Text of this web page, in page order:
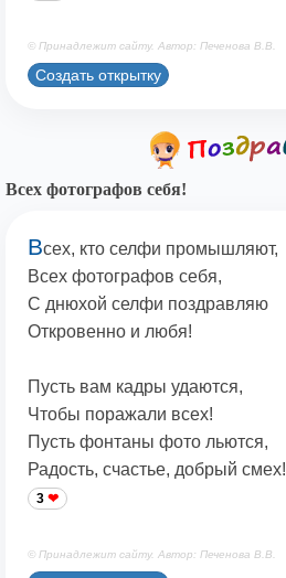
© Принадлежит сайту. Автор: Печенова В.В.
Создать открытку
Всех фотографов себя!
Всех, кто селфи промышляют,
Всех фотографов себя,
С днюхой селфи поздравляю
Откровенно и любя!
Пусть вам кадры удаются,
Чтобы поражали всех!
Пусть фонтаны фото льются,
Радость, счастье, добрый смех!
3
© Принадлежит сайту. Автор: Печенова В.В.